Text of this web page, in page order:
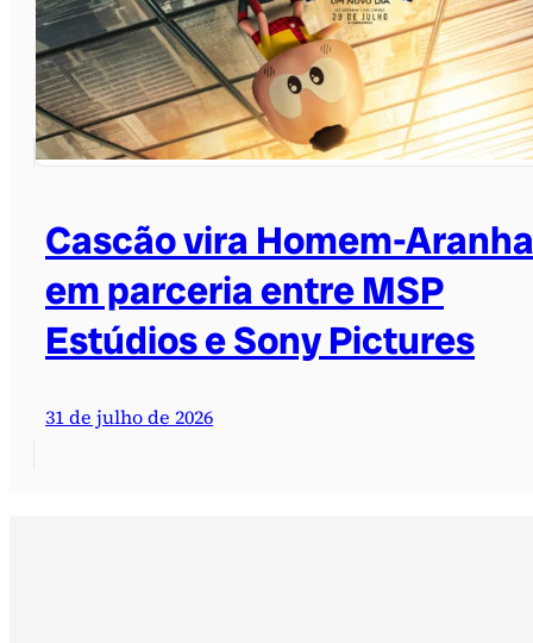
Cascão vira Homem-Aranha
em parceria entre MSP
Estúdios e Sony Pictures
31 de julho de 2026